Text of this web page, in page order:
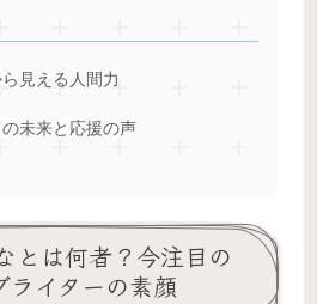
見える人間力
未来と応援の声
とは何者？今注目の
ライターの素顔